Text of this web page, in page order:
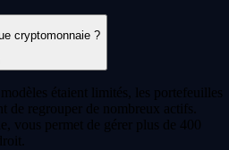
cryptomonnaie ?
étaient limités, les portefeuilles
de regrouper de nombreux actifs.
vous permet de gérer plus de 400